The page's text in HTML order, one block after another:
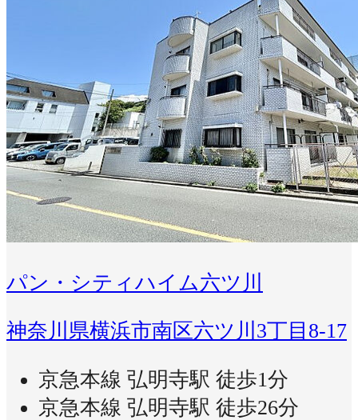
パン・シティハイム六ツ川
神奈川県横浜市南区六ツ川3丁目8-17
京急本線 弘明寺駅 徒歩1分
京急本線 弘明寺駅 徒歩26分